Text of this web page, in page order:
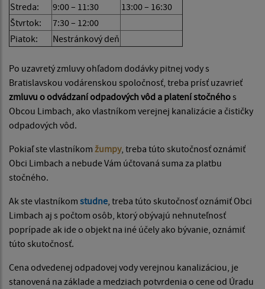
Streda:
9:00 – 11:30
13:00 – 16:30
Štvrtok:
7:30 – 12:00
Piatok:
Nestránkový deň
Po uzavretý zmluvy ohľadom dodávky pitnej vody s
Bratislavskou vodárenskou spoločnosť, treba prísť uzavrieť
zmluvu o odvádzaní odpadových vôd a platení stočnéhos
Obcou Limbach, ako vlastníkom verejnej kanalizácie a čističky
odpadových vôd.
Pokiaľ ste vlastníkom žumpy, treba túto skutočnosť oznámiť
Obci Limbach a nebude Vám účtovaná suma za platbu
stočného.
Ak ste vlastníkom studne, treba túto skutočnosť oznámiť Obci
Limbach aj s počtom osôb, ktorý obývajú nehnuteľnosť
poprípade ak ide o objekt na iné účely ako bývanie, oznámiť
túto skutočnosť.
Cena odvedenej odpadovej vody verejnou kanalizáciou, je
stanovená na základe a medziach potvrdenia o cene od Úradu